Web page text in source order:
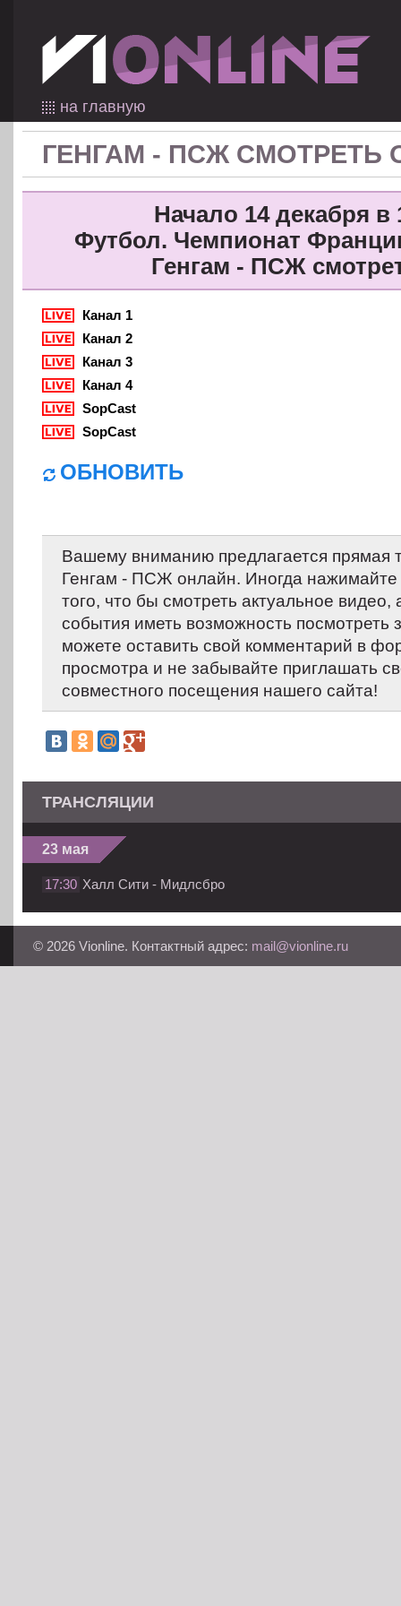
на главную
ГЕНГАМ - ПСЖ СМОТРЕТЬ
Начало 14 декабря в
Футбол. Чемпионат
Генгам - ПСЖ
Канал 1
Канал 2
Канал 3
Канал 4
SopCast
SopCast
ОБНОВИТЬ
Вашему вниманию предлагается прямая
Генгам - ПСЖ онлайн. Иногда нажимайте
того, что бы смотреть актуальное
события иметь возможность
можете оставить свой комментарий в
просмотра и не забывайте приглашать
совместного посещения нашего сайта!
ТРАНСЛЯЦИИ
23 мая
17:30 Халл Сити - Мидлсбро
© 2026 Vionline. Контактный адрес: mail@vionline.ru